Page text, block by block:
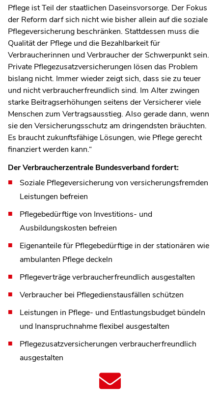
Pflege ist Teil der staatlichen Daseinsvorsorge. Der Fokus
der Reform darf sich nicht wie bisher allein auf die soziale
Pflegeversicherung beschränken. Stattdessen muss die
Qualität der Pflege und die Bezahlbarkeit für
Verbraucherinnen und Verbraucher der Schwerpunkt sein.
Private Pflegezusatzversicherungen lösen das Problem
bislang nicht. Immer wieder zeigt sich, dass sie zu teuer
und nicht verbraucherfreundlich sind. Im Alter zwingen
starke Beitragserhöhungen seitens der Versicherer viele
Menschen zum Vertragsausstieg. Also gerade dann, wenn
sie den Versicherungsschutz am dringendsten bräuchten.
Es braucht zukunftsfähige Lösungen, wie Pflege gerecht
finanziert werden kann.“
Der Verbraucherzentrale Bundesverband fordert:
Soziale Pflegeversicherung von versicherungsfremden
Leistungen befreien
Pflegebedürftige von Investitions- und
Ausbildungskosten befreien
Eigenanteile für Pflegebedürftige in der stationären wie
ambulanten Pflege deckeln
Pflegeverträge verbraucherfreundlich ausgestalten
Verbraucher bei Pflegedienstausfällen schützen
Leistungen in Pflege- und Entlastungsbudget bündeln
und Inanspruchnahme flexibel ausgestalten
Pflegezusatzversicherungen verbraucherfreundlich
ausgestalten